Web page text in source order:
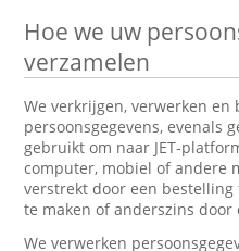
Hoe we uw
verzamelen
We verkrijgen, verwerken en
persoonsgegevens, evenals
gebruikt om naar JET-
computer, mobiel of andere
verstrekt door een
te maken of anderszins
We verwerken